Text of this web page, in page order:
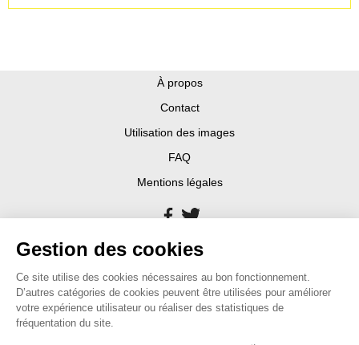
À propos
Contact
Utilisation des images
FAQ
Mentions légales
Gestion des cookies
Ce site utilise des cookies nécessaires au bon fonctionnement.
D’autres catégories de cookies peuvent être utilisées pour améliorer
votre expérience utilisateur ou réaliser des statistiques de
fréquentation du site.